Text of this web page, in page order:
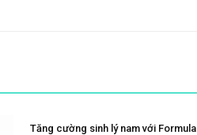
Tăng cường sinh lý nam với Formula